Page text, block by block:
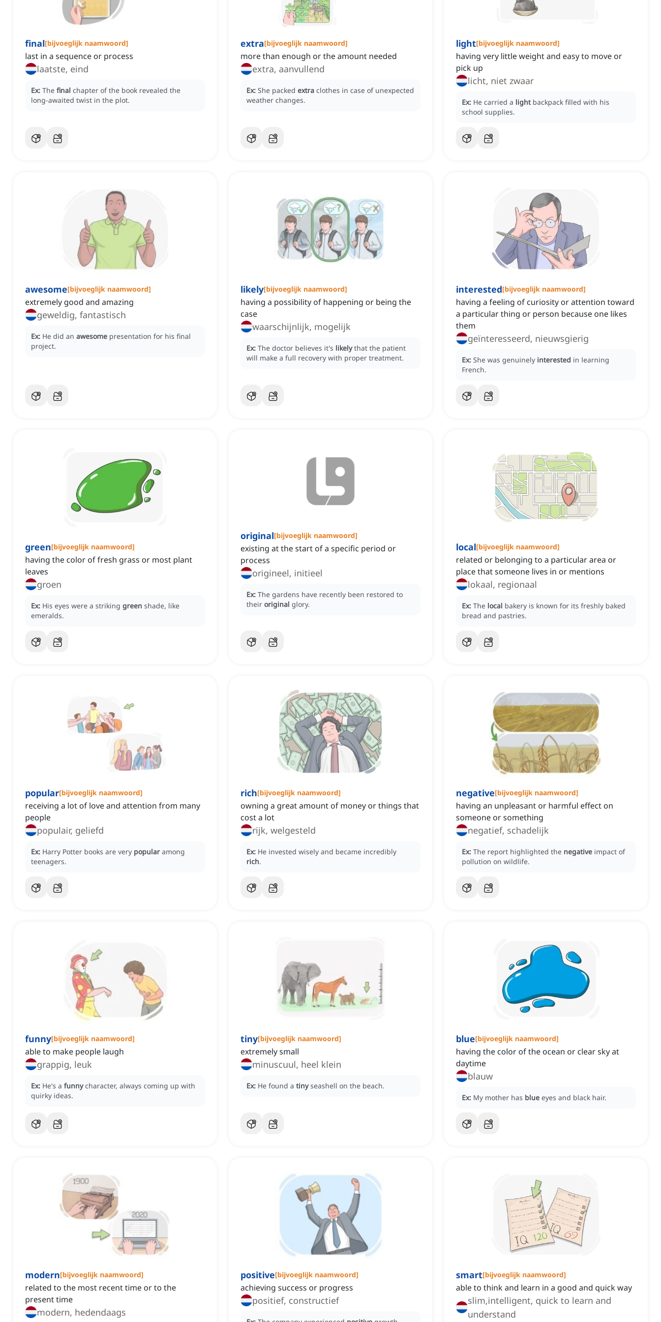
final[bijvoeglijk naamwoord]
last in a sequence or process
laatste, eind
Ex: The final chapter of the book revealed the
long-awaited twist in the plot.
extra[bijvoeglijk naamwoord]
more than enough or the amount needed
extra, aanvullend
Ex: She packed extra clothes in case of unexpected
weather changes.
light[bijvoeglijk naamwoord]
having very little weight and easy to move or
pick up
licht, niet zwaar
Ex: He carried a light backpack filled with his
school supplies.
awesome[bijvoeglijk naamwoord]
extremely good and amazing
geweldig, fantastisch
Ex: He did an awesome presentation for his final
project.
likely[bijvoeglijk naamwoord]
having a possibility of happening or being the
case
waarschijnlijk, mogelijk
Ex: The doctor believes it's likely that the patient
will make a full recovery with proper treatment.
interested[bijvoeglijk naamwoord]
having a feeling of curiosity or attention toward
a particular thing or person because one likes
them
geïnteresseerd, nieuwsgierig
Ex: She was genuinely interested in learning
French.
green[bijvoeglijk naamwoord]
having the color of fresh grass or most plant
leaves
groen
Ex: His eyes were a striking green shade, like
emeralds.
original[bijvoeglijk naamwoord]
existing at the start of a specific period or
process
origineel, initieel
Ex: The gardens have recently been restored to
their original glory.
local[bijvoeglijk naamwoord]
related or belonging to a particular area or
place that someone lives in or mentions
lokaal, regionaal
Ex: The local bakery is known for its freshly baked
bread and pastries.
popular[bijvoeglijk naamwoord]
receiving a lot of love and attention from many
people
populair, geliefd
Ex: Harry Potter books are very popular among
teenagers.
rich[bijvoeglijk naamwoord]
owning a great amount of money or things that
cost a lot
rijk, welgesteld
Ex: He invested wisely and became incredibly
rich.
negative[bijvoeglijk naamwoord]
having an unpleasant or harmful effect on
someone or something
negatief, schadelijk
Ex: The report highlighted the negative impact of
pollution on wildlife.
funny[bijvoeglijk naamwoord]
able to make people laugh
grappig, leuk
Ex: He's a funny character, always coming up with
quirky ideas.
tiny[bijvoeglijk naamwoord]
extremely small
minuscuul, heel klein
Ex: He found a tiny seashell on the beach.
blue[bijvoeglijk naamwoord]
having the color of the ocean or clear sky at
daytime
blauw
Ex: My mother has blue eyes and black hair.
modern[bijvoeglijk naamwoord]
related to the most recent time or to the
present time
modern, hedendaags
positive[bijvoeglijk naamwoord]
achieving success or progress
positief, constructief
smart[bijvoeglijk naamwoord]
able to think and learn in a good and quick way
slim,intelligent, quick to learn and
understand